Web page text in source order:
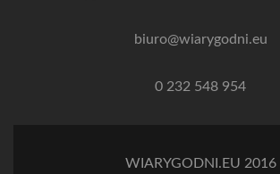
biuro@wiarygodni.eu
0 232 548 954
WIARYGODNI.EU 2016